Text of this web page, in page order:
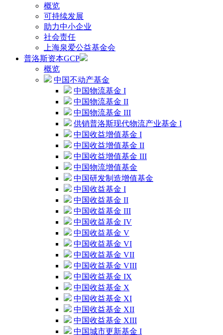
概览
可持续发展
助力中小企业
社会责任
上海泉爱公益基金会
普洛斯资本GCP
概览
中国不动产基金
中国物流基金 I
中国物流基金 II
中国物流基金 III
供销普洛斯现代物流产业基金 I
中国收益增值基金 I
中国收益增值基金 II
中国收益增值基金 III
中国物流增值基金
中国研发制造增值基金
中国收益基金 I
中国收益基金 II
中国收益基金 III
中国收益基金 IV
中国收益基金 V
中国收益基金 VI
中国收益基金 VII
中国收益基金 VIII
中国收益基金 IX
中国收益基金 X
中国收益基金 XI
中国收益基金 XII
中国收益基金 XIII
中国城市更新基金 I